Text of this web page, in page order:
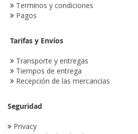
Terminos y condiciones
Pagos
Tarifas y Envíos
Transporte y entregas
Tiempos de entrega
Recepción de las mercancías
Seguridad
Privacy